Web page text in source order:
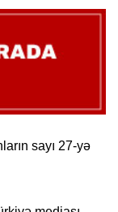
sayı 27-yə